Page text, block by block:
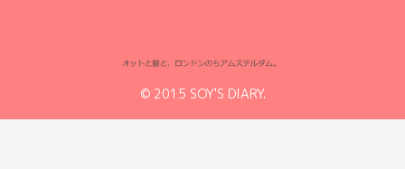
© 2015 SOY'S DIARY.